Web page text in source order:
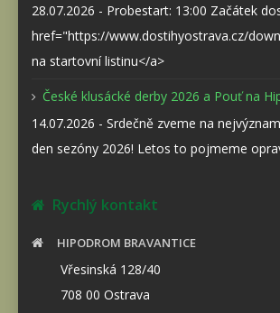
28.07.2026 - Probestart: 13:00 Začátek
href="https://www.dostihyostrava.cz/
na startovní listinu</a>
České klusácké derby 2026 a Pouť na
14.07.2026 - Srdečně zveme na
den sezóny 2026! Letos to pojmeme
Rychlý kontakt
HIPODROM BRAVANTICE
Vřesinská 128/40
708 00 Ostrava